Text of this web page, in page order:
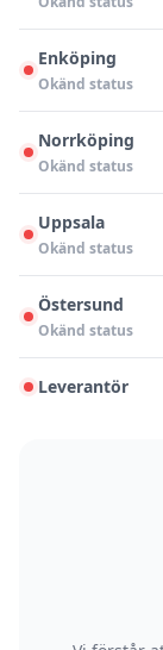
Enköping
Okänd status
Norrköping
Okänd status
Uppsala
Okänd status
Östersund
Okänd status
Leverantör